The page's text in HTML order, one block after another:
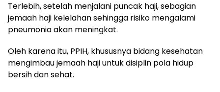
Terlebih, setelah menjalani puncak haji, sebagian
jemaah haji kelelahan sehingga risiko mengalami
pneumonia akan meningkat.
Oleh karena itu, PPIH, khususnya bidang kesehatan
mengimbau jemaah haji untuk disiplin pola hidup
bersih dan sehat.